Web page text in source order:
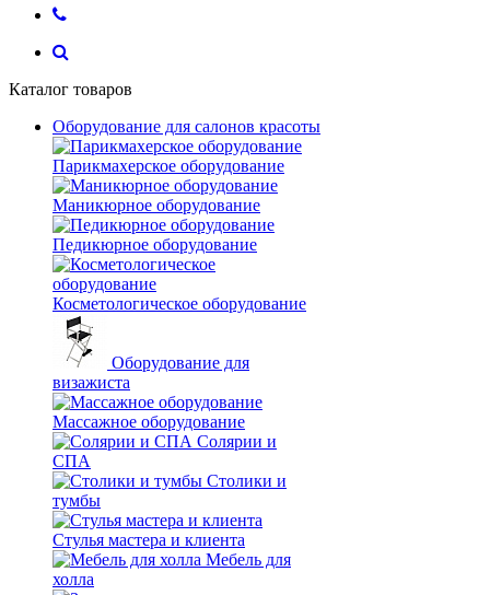
Каталог товаров
Оборудование для салонов красоты
Парикмахерское оборудование
Маникюрное оборудование
Педикюрное оборудование
Косметологическое оборудование
Оборудование для
визажиста
Массажное оборудование
Солярии и
СПА
Столики и
тумбы
Стулья мастера и клиента
Мебель для
холла